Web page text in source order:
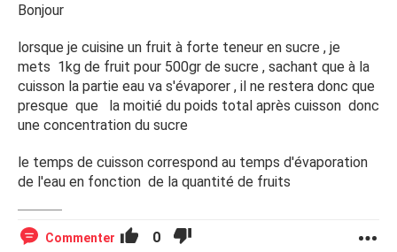
Bonjour
lorsque je cuisine un fruit à forte teneur en sucre , je
mets 1kg de fruit pour 500gr de sucre , sachant que à la
cuisson la partie eau va s'évaporer , il ne restera donc que
presque que la moitié du poids total après cuisson donc
une concentration du sucre
le temps de cuisson correspond au temps d'évaporation
de l'eau en fonction de la quantité de fruits
Commenter 0